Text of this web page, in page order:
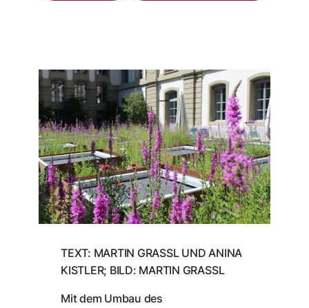
TEXT: MARTIN GRASSL UND ANINA
KISTLER; BILD: MARTIN GRASSL
Mit dem Umbau des